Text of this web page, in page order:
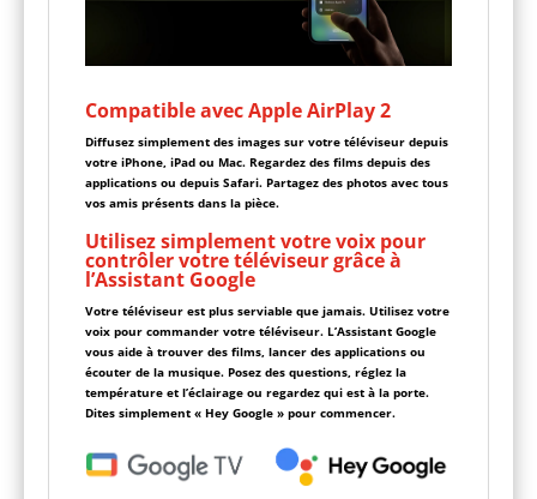
Compatible avec Apple AirPlay 2
Diffusez simplement des images sur votre téléviseur depuis
votre iPhone, iPad ou Mac. Regardez des films depuis des
applications ou depuis Safari. Partagez des photos avec tous
vos amis présents dans la pièce.
Utilisez simplement votre voix pour
contrôler votre téléviseur grâce à
l’Assistant Google
Votre téléviseur est plus serviable que jamais. Utilisez votre
voix pour commander votre téléviseur. L’Assistant Google
vous aide à trouver des films, lancer des applications ou
écouter de la musique. Posez des questions, réglez la
température et l’éclairage ou regardez qui est à la porte.
Dites simplement « Hey Google » pour commencer.